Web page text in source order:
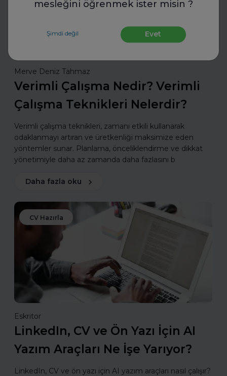
mesleğini öğrenmek ister misin ?
Şimdi değil Evet
Merve Deniz Tahmaz
Verimli Çalışma Nedir? Verimli
Çalışma Teknikleri Nelerdir?
Verimli çalışma teknikleri, zamanı etkili kullanarak
odaklanmayı artıran ve üretkenliği maksimize eden
yöntemler sunar. Planlama, önceliklendirme ve dikkat
yönetimiyle daha az zamanda daha fazlasını b
Daha fazla oku
CV Hazırla
Eskritor
LinkedIn, CV ve Ön Yazı İçin AI
Yazım Araçları Ne İşe Yarıyor?
LinkedIn, CV ve ön yazı için AI yazım araçları nasıl çalışır?